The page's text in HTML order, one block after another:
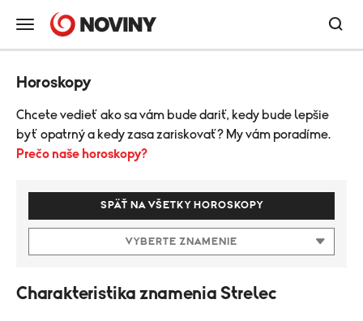
Horoskopy
Chcete vedieť ako sa vám bude dariť, kedy bude lepšie
byť opatrný a kedy zasa zariskovať? My vám poradíme.
Prečo naše horoskopy?
SPÄŤ NA VŠETKY HOROSKOPY
VYBERTE ZNAMENIE
Charakteristika znamenia Strelec